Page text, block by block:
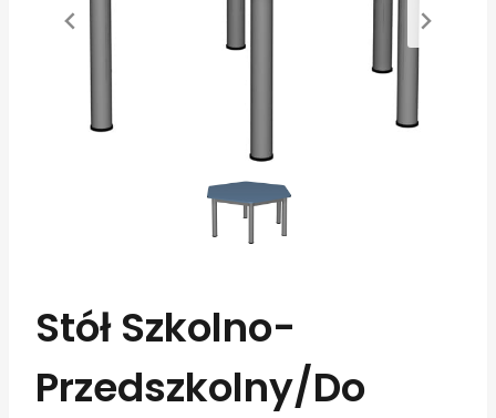
Stół Szkolno-
Przedszkolny/do